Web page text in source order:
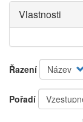
Vlastnosti
Řazení
Pořadí